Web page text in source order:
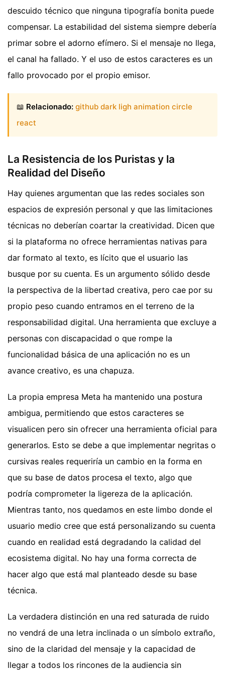
descuido técnico que ninguna tipografía bonita puede
compensar. La estabilidad del sistema siempre debería
primar sobre el adorno efímero. Si el mensaje no llega,
el canal ha fallado. Y el uso de estos caracteres es un
fallo provocado por el propio emisor.
📖 Relacionado: github dark ligh animation circle
react
La Resistencia de los Puristas y la
Realidad del Diseño
Hay quienes argumentan que las redes sociales son
espacios de expresión personal y que las limitaciones
técnicas no deberían coartar la creatividad. Dicen que
si la plataforma no ofrece herramientas nativas para
dar formato al texto, es lícito que el usuario las
busque por su cuenta. Es un argumento sólido desde
la perspectiva de la libertad creativa, pero cae por su
propio peso cuando entramos en el terreno de la
responsabilidad digital. Una herramienta que excluye a
personas con discapacidad o que rompe la
funcionalidad básica de una aplicación no es un
avance creativo, es una chapuza.
La propia empresa Meta ha mantenido una postura
ambigua, permitiendo que estos caracteres se
visualicen pero sin ofrecer una herramienta oficial para
generarlos. Esto se debe a que implementar negritas o
cursivas reales requeriría un cambio en la forma en
que su base de datos procesa el texto, algo que
podría comprometer la ligereza de la aplicación.
Mientras tanto, nos quedamos en este limbo donde el
usuario medio cree que está personalizando su cuenta
cuando en realidad está degradando la calidad del
ecosistema digital. No hay una forma correcta de
hacer algo que está mal planteado desde su base
técnica.
La verdadera distinción en una red saturada de ruido
no vendrá de una letra inclinada o un símbolo extraño,
sino de la claridad del mensaje y la capacidad de
llegar a todos los rincones de la audiencia sin